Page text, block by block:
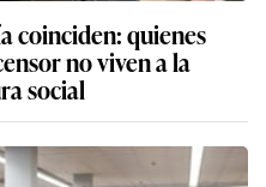
coinciden: quienes
no viven a la
social